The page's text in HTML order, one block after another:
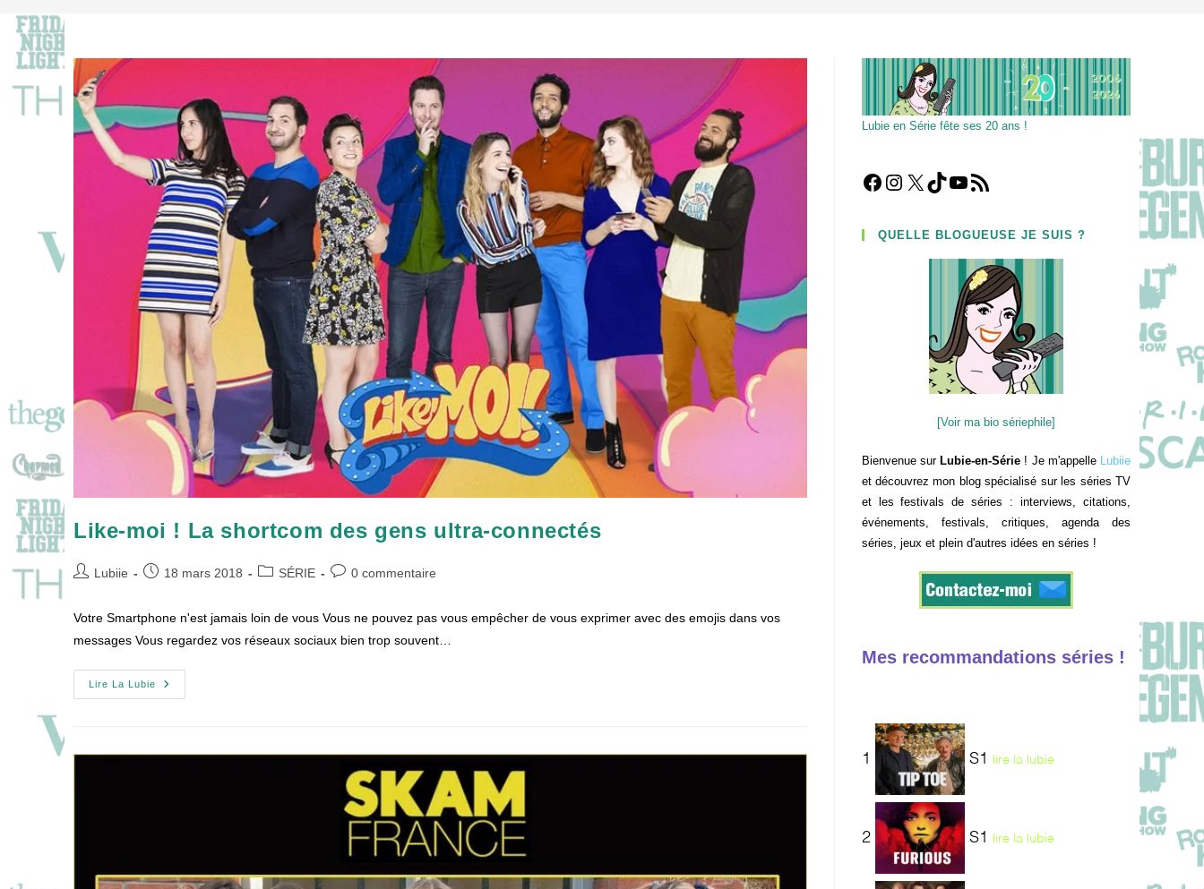
Like-moi ! La shortcom des gens ultra-connectés
Auteur/autrice
Lubiie
Publication
18 mars 2018
PostSÉRIE
Commentaires
publication :
0 commentaire
Votre Smartphone n'est jamais loin de vous Vous ne pouvez pas vous empêcher de vous exprimer avec des emojis dans vos
messages Vous regardez vos réseaux sociaux bien trop souvent…
Lire La Lubie
Like-
Moi
Gens
Lubie en Série fête ses 20 ans !
Facebook
Instagram
X TikTokYouTube
Flux RSS
QUELLE BLOGUEUSE JE SUIS ?
[Voir ma bio sériephile]
Bienvenue sur Lubie-en-Série ! Je m'appelle Lubiie
et découvrez mon blog spécialisé sur les séries TV
et les festivals de séries : interviews, citations,
événements, festivals, critiques, agenda des
séries, jeux et plein d'autres idées en séries !
Mes recommandations séries !
1 S1 lire la lubie
2 S1 lire la lubie